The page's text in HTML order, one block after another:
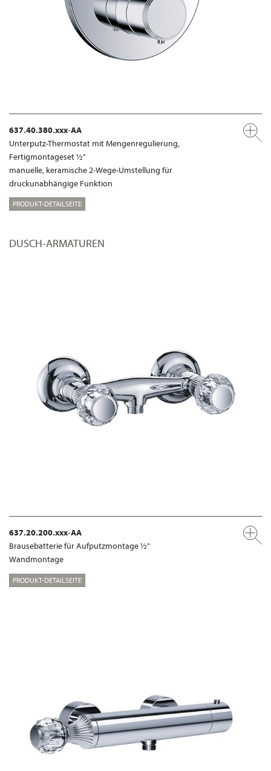
637.40.380.xxx-AA
Unterputz-Thermostat mit Mengenregulierung,
Fertigmontageset ½"
manuelle, keramische 2-Wege-Umstellung für
druckunabhängige Funktion
PRODUKT-DETAILSEITE
DUSCH-ARMATUREN
637.20.200.xxx-AA
Brausebatterie für Aufputzmontage ½"
Wandmontage
PRODUKT-DETAILSEITE